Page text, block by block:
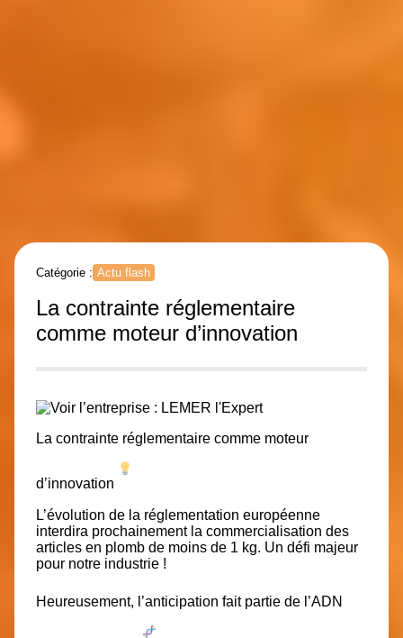
Catégorie : Actu flash
La contrainte réglementaire
comme moteur d’innovation
La contrainte réglementaire comme moteur
d’innovation
L’évolution de la réglementation européenne
interdira prochainement la commercialisation des
articles en plomb de moins de 1 kg. Un défi majeur
pour notre industrie !
Heureusement, l’anticipation fait partie de l’ADN